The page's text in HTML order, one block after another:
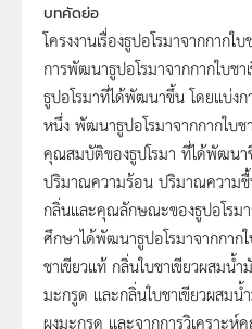
บทคัดย่อ
โครงงานเรื่องธูปอโรมาจากกาก
การพัฒนาธูปอโรมาจากกากใบ
ธูปอโรมาที่ได้พัฒนาขึ้น โดยแบ่
หนึ่ง พัฒนาธูปอโรมาจากกากใบ
คุณสมบัติของธูปโรมา ที่ได้พัฒนา
ปริมาณความร้อน ปริมาณความ
กลิ่นและคุณลักษณะของธูปอโรมา
ศึกษาได้พัฒนาธูปอโรมาจากกาก
ชาเขียวแท้ กลิ่นใบชาเขียวผสม
มะกรูด และกลิ่นใบชาเขียวผสม
ผงมะกรูด และจากการวิเคราะ